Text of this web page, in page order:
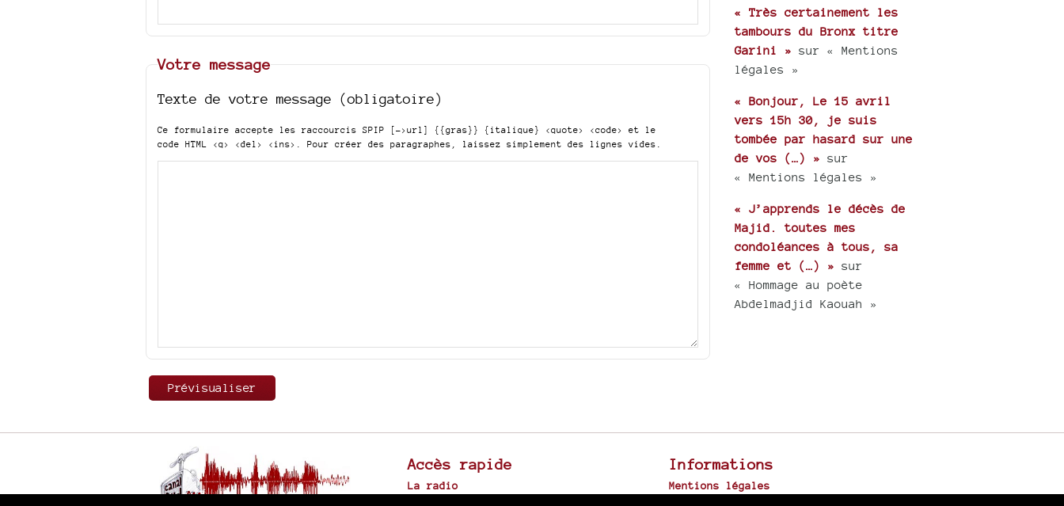
Votre message
Texte de votre message (obligatoire)
Ce formulaire accepte les raccourcis SPIP [->url] {{gras}} {italique} <quote> <code>
et le
code HTML <q> <del> <ins> . Pour créer des paragraphes, laissez simplement des lignes vides.
« Très certainement les
tambours du Bronx titre
Garini » sur « Mentions
légales »
« Bonjour, Le 15 avril
vers 15h 30, je suis
tombée par hasard sur une
de vos (…) » sur
« Mentions légales »
« J’apprends le décès de
Majid. toutes mes
condoléances à tous, sa
femme et (…) » sur
« Hommage au poète
Abdelmadjid Kaouah »
Accès rapide
La radio
Informations
Mentions légales